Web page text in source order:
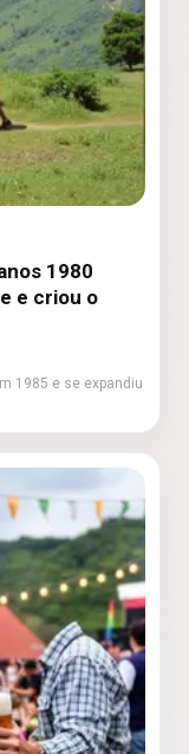
1980
e criou o
1985 e se expandiu